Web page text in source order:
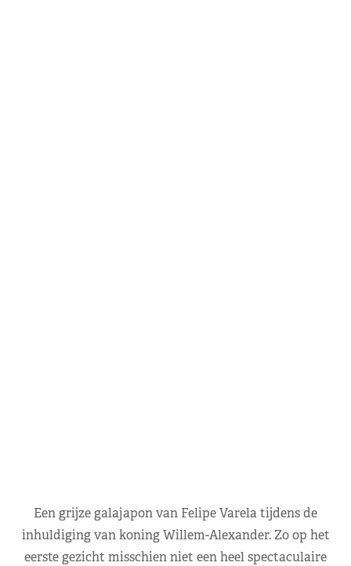
Een grijze galajapon van Felipe Varela tijdens de
inhuldiging van koning Willem-Alexander. Zo op het
eerste gezicht misschien niet een heel spectaculaire